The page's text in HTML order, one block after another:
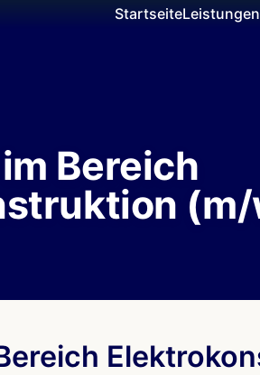
StartseiteLeistungen
Bereich